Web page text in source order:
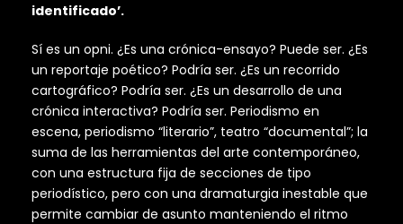
identificado’.
Sí es un opni. ¿Es una crónica-ensayo? Puede ser. ¿Es
un reportaje poético? Podría ser. ¿Es un recorrido
cartográfico? Podría ser. ¿Es un desarrollo de una
crónica interactiva? Podría ser. Periodismo en
escena, periodismo “literario”, teatro “documental”; la
suma de las herramientas del arte contemporáneo,
con una estructura fija de secciones de tipo
periodístico, pero con una dramaturgia inestable que
permite cambiar de asunto manteniendo el ritmo